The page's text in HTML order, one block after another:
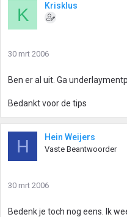
K Krisklus
30 mrt 2006
Ben er al uit. Ga
Bedankt voor de tips
H Hein Weijers
Vaste Beantwoorder
30 mrt 2006
Bedenk je toch nog eens. Ik